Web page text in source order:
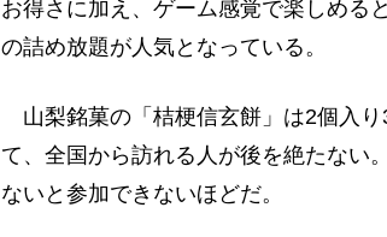
お得さに加え、ゲーム感覚で楽しめる
の詰め放題が人気となっている。
山梨銘菓の「桔梗信玄餅」は2個入
て、全国から訪れる人が後を絶たない
ないと参加できないほどだ。